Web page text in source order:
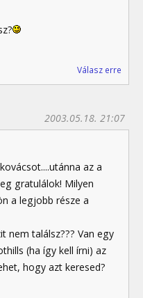
Válasz erre
2003.05.18. 21:07
az a
gratulálok! Milyen
a legjobb része a
nem találsz??? Van egy
(ha így kell írni) az
hogy azt keresed?